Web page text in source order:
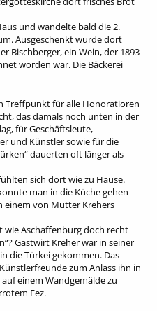
und wandelte bald die 2.
Ausgeschenkt wurde dort
Bischberger, ein Wein, der 1893
worden war. Die Bäckerei
Treffpunkt für alle Honoratioren
das damals noch unten in der
für Geschäftsleute,
und Künstler sowie für die
dauerten oft länger als
sich dort wie zu Hause.
man in die Küche gehen
einem von Mutter Krehers
wie Aschaffenburg doch recht
Gastwirt Kreher war in seiner
die Türkei gekommen. Das
zum Anlass ihn in
einem Wandgemälde zu
Fez.